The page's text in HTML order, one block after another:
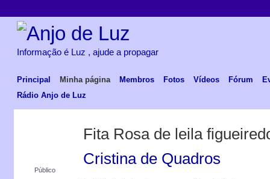
Informação é Luz , ajude a propagar
Principal Minha página Membros Fotos Vídeos Fórum
Rádio Anjo de Luz
Público
Fita Rosa de leila
Cristina de Quadros